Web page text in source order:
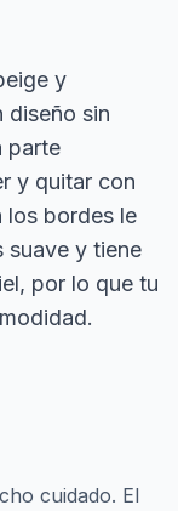
y
diseño sin
parte
y quitar con
los bordes le
suave y tiene
por lo que tu
cuidado. El